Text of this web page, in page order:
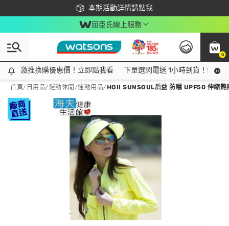
本期活動詳情請點我
下載app最高回饋$350
屈臣氏線上服務
0
激推換購優惠價！立即點我看
激推換購優惠價！立即點我看 下單選閃電送 1小時到貨！領神
首頁/ 日用品/運動休閒 /運動用品/HOII SUNSOUL后益 防曬 UPF50 伸縮艷